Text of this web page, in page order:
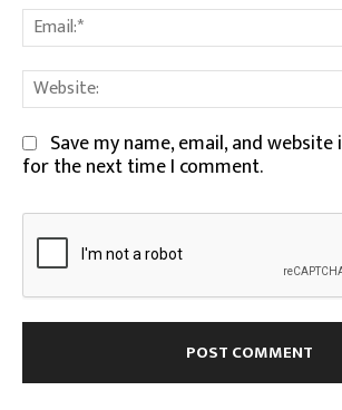
Save my name, email, and
for the next time I comment.